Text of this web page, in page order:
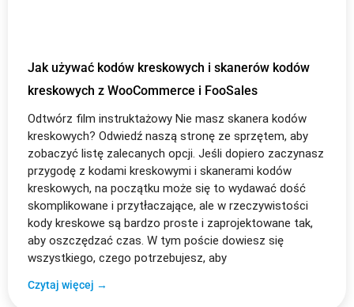
Jak używać kodów kreskowych i skanerów kodów
kreskowych z WooCommerce i FooSales
Odtwórz film instruktażowy Nie masz skanera kodów
kreskowych? Odwiedź naszą stronę ze sprzętem, aby
zobaczyć listę zalecanych opcji. Jeśli dopiero zaczynasz
przygodę z kodami kreskowymi i skanerami kodów
kreskowych, na początku może się to wydawać dość
skomplikowane i przytłaczające, ale w rzeczywistości
kody kreskowe są bardzo proste i zaprojektowane tak,
aby oszczędzać czas. W tym poście dowiesz się
wszystkiego, czego potrzebujesz, aby
Czytaj więcej →